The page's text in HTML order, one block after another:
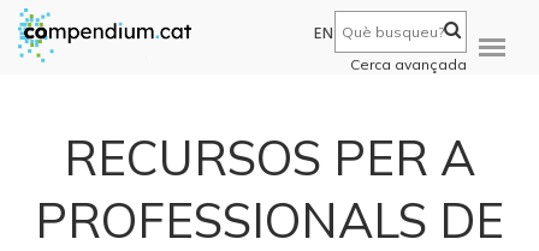
EN
Cerca avançada
RECURSOS PER A
PROFESSIONALS DE